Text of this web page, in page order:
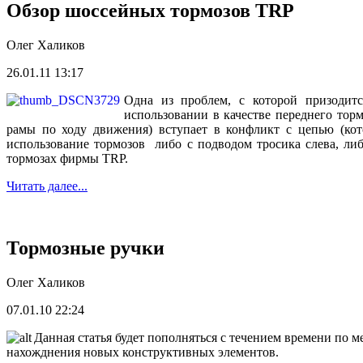
Обзор шоссейныx тормозов TRP
Олег Халиков
26.01.11 13:17
Одна из проблем, с которой
использовании в качестве переднего
рамы по ходу движения) вступает в конфликт с цепью
использование тормозов либо с подводом тросика слева,
тормозах фирмы TRP.
Читать далее...
Тормозные ручки
Олег Халиков
07.01.10 22:24
Данная статья будет пополняться с течением времени по
нахожднения новых конструктивных элементов.